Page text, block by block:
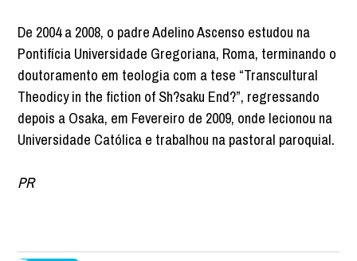
De 2004 a 2008, o padre Adelino Ascenso estudou na
Pontifícia Universidade Gregoriana, Roma, terminando o
doutoramento em teologia com a tese “Transcultural
Theodicy in the fiction of Sh?saku End?”, regressando
depois a Osaka, em Fevereiro de 2009, onde lecionou na
Universidade Católica e trabalhou na pastoral paroquial.
PR